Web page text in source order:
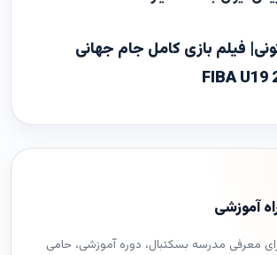
فیلم بازی کامل جام جهانی
آموزشی
معرفی مدرسه بسکتبال، دوره آموزشی، حامی